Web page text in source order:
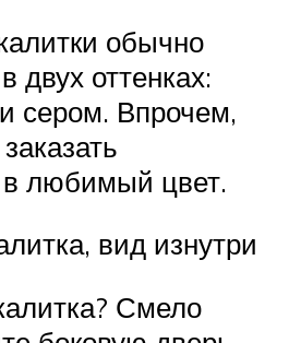
обычно
двух оттенках:
сером. Впрочем,
любимый цвет.
вид изнутри
Смело